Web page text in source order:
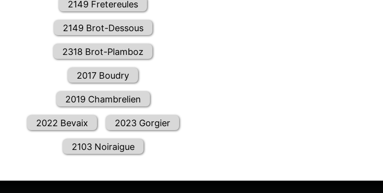
2149 Fretereules
2149 Brot-Dessous
2318 Brot-Plamboz
2017 Boudry
2019 Chambrelien
2022 Bevaix 2023 Gorgier
2103 Noiraigue